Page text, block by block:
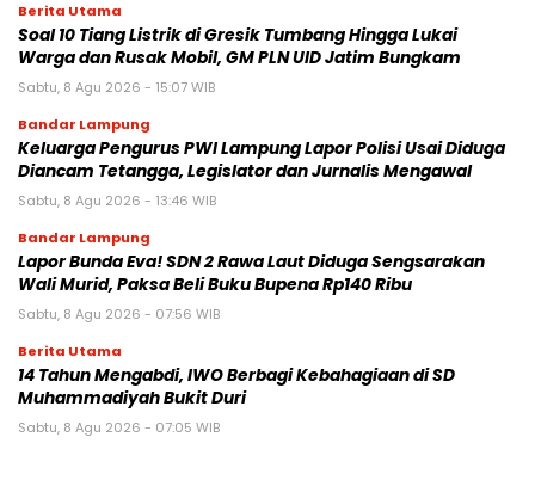
Berita Utama
Soal 10 Tiang Listrik di Gresik Tumbang Hingga Lukai
Warga dan Rusak Mobil, GM PLN UID Jatim Bungkam
Sabtu, 8 Agu 2026 - 15:07 WIB
Bandar Lampung
Keluarga Pengurus PWI Lampung Lapor Polisi Usai Diduga
Diancam Tetangga, Legislator dan Jurnalis Mengawal
Sabtu, 8 Agu 2026 - 13:46 WIB
Bandar Lampung
Lapor Bunda Eva! SDN 2 Rawa Laut Diduga Sengsarakan
Wali Murid, Paksa Beli Buku Bupena Rp140 Ribu
Sabtu, 8 Agu 2026 - 07:56 WIB
Berita Utama
14 Tahun Mengabdi, IWO Berbagi Kebahagiaan di SD
Muhammadiyah Bukit Duri
Sabtu, 8 Agu 2026 - 07:05 WIB